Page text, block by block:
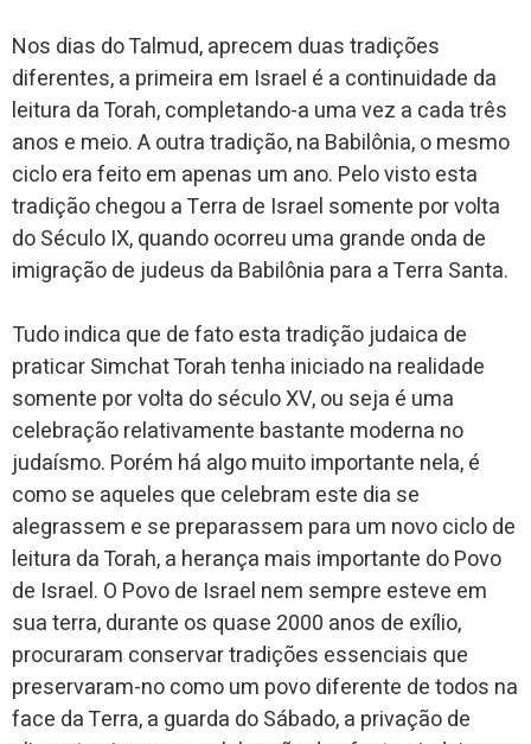
Nos dias do Talmud, aprecem duas tradições
diferentes, a primeira em Israel é a continuidade da
leitura da Torah, completando-a uma vez a cada três
anos e meio. A outra tradição, na Babilônia, o mesmo
ciclo era feito em apenas um ano. Pelo visto esta
tradição chegou a Terra de Israel somente por volta
do Século IX, quando ocorreu uma grande onda de
imigração de judeus da Babilônia para a Terra Santa.
Tudo indica que de fato esta tradição judaica de
praticar Simchat Torah tenha iniciado na realidade
somente por volta do século XV, ou seja é uma
celebração relativamente bastante moderna no
judaísmo. Porém há algo muito importante nela, é
como se aqueles que celebram este dia se
alegrassem e se preparassem para um novo ciclo de
leitura da Torah, a herança mais importante do Povo
de Israel. O Povo de Israel nem sempre esteve em
sua terra, durante os quase 2000 anos de exílio,
procuraram conservar tradições essenciais que
preservaram-no como um povo diferente de todos na
face da Terra, a guarda do Sábado, a privação de